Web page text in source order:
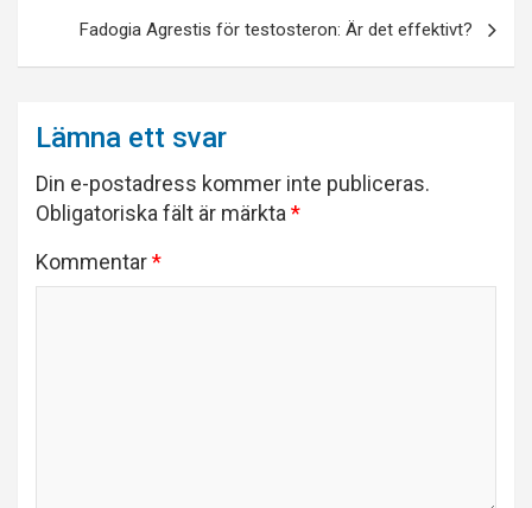
Fadogia Agrestis för testosteron: Är det effektivt?
Lämna ett svar
Din e-postadress kommer inte publiceras.
Obligatoriska fält är märkta*
Kommentar*